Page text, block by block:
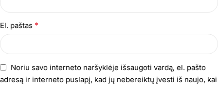
El. paštas *
Noriu savo interneto naršyklėje išsaugoti vardą, el. pašto
adresą ir interneto puslapį, kad jų nebereiktų įvesti iš naujo, kai